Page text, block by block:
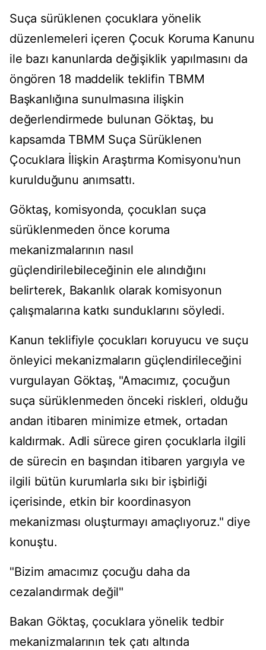
Suça sürüklenen çocuklara yönelik
düzenlemeleri içeren Çocuk Koruma Kanunu
ile bazı kanunlarda değişiklik yapılmasını da
öngören 18 maddelik teklifin TBMM
Başkanlığına sunulmasına ilişkin
değerlendirmede bulunan Göktaş, bu
kapsamda TBMM Suça Sürüklenen
Çocuklara İlişkin Araştırma Komisyonu'nun
kurulduğunu anımsattı.
Göktaş, komisyonda, çocukları suça
sürüklenmeden önce koruma
mekanizmalarının nasıl
güçlendirilebileceğinin ele alındığını
belirterek, Bakanlık olarak komisyonun
çalışmalarına katkı sunduklarını söyledi.
Kanun teklifiyle çocukları koruyucu ve suçu
önleyici mekanizmaların güçlendirileceğini
vurgulayan Göktaş, "Amacımız, çocuğun
suça sürüklenmeden önceki riskleri, olduğu
andan itibaren minimize etmek, ortadan
kaldırmak. Adli sürece giren çocuklarla ilgili
de sürecin en başından itibaren yargıyla ve
ilgili bütün kurumlarla sıkı bir işbirliği
içerisinde, etkin bir koordinasyon
mekanizması oluşturmayı amaçlıyoruz." diye
konuştu.
"Bizim amacımız çocuğu daha da
cezalandırmak değil"
Bakan Göktaş, çocuklara yönelik tedbir
mekanizmalarının tek çatı altında